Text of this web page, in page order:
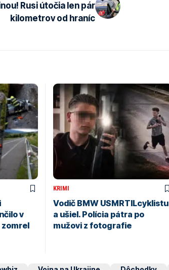
Rusi útočia len pár
kilometrov od hraníc
v
KRIMI
Vodič BMW USMRTILcyklistu
a ušiel. Polícia pátra po
mužovi z fotografie